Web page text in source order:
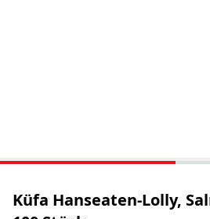
Küfa Hanseaten-Lolly,